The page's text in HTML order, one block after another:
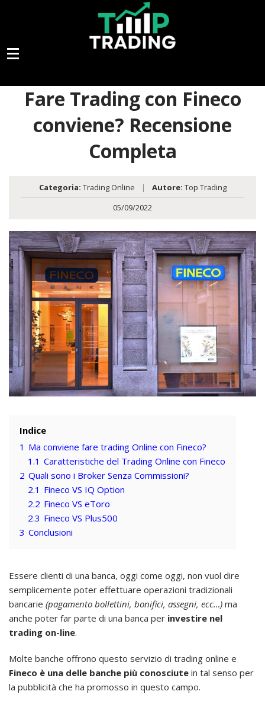
Fare Trading con Fineco
conviene? Recensione
Completa
Categoria: Trading Online | Autore: Top Trading
05/09/2022
Indice
1 Ma conviene fare trading Online con Fineco?
1.1 Caratteristiche del Trading Online con Fineco
2 Quali sono i Broker Senza Commissioni?
2.1 Fineco VS IQ Option
2.2 Fineco VS eToro
2.3 Fineco VS Plus500
3 Conclusioni
Essere clienti di una banca, oggi come oggi, non vuol dire
semplicemente poter effettuare operazioni tradizionali
bancarie (pagamento bollettini, bonifici, assegni, ecc…) ma
anche poter far parte di una banca per investire nel
trading on-line.
Molte banche offrono questo servizio di trading online e
Fineco è una delle banche più conosciute in tal senso per
la pubblicità che ha promosso in questo campo.